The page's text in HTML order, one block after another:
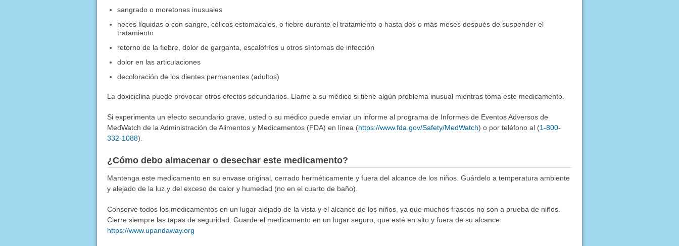
sangrado o moretones inusuales
heces líquidas o con sangre, cólicos estomacales, o fiebre durante el tratamiento o hasta dos o más meses después de suspender el
tratamiento
retorno de la fiebre, dolor de garganta, escalofríos u otros síntomas de infección
dolor en las articulaciones
decoloración de los dientes permanentes (adultos)
La doxiciclina puede provocar otros efectos secundarios. Llame a su médico si tiene algún problema inusual mientras toma este medicamento.
Si experimenta un efecto secundario grave, usted o su médico puede enviar un informe al programa de Informes de Eventos Adversos de
MedWatch de la Administración de Alimentos y Medicamentos (FDA) en línea (https://www.fda.gov/Safety/MedWatch) o por teléfono al (1-800-
332-1088).
¿Cómo debo almacenar o desechar este medicamento?
Mantenga este medicamento en su envase original, cerrado herméticamente y fuera del alcance de los niños. Guárdelo a temperatura ambiente
y alejado de la luz y del exceso de calor y humedad (no en el cuarto de baño).
Conserve todos los medicamentos en un lugar alejado de la vista y el alcance de los niños, ya que muchos frascos no son a prueba de niños.
Cierre siempre las tapas de seguridad. Guarde el medicamento en un lugar seguro, que esté en alto y fuera de su alcance
https://www.upandaway.org